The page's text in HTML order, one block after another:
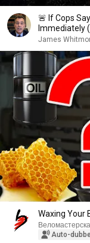
🚨 If Cops
Immediately
James
Waxing Your
Auto-